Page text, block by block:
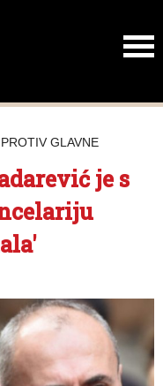
GLAVNE
je s